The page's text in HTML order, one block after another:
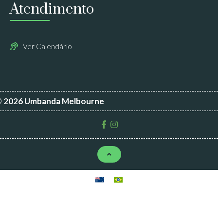
Atendimento
Ver Calendário
2026 Umbanda Melbourne